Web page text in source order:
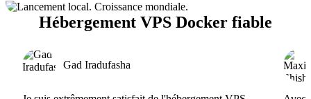
Hébergement VPS Docker fiable
Gad Iradufasha